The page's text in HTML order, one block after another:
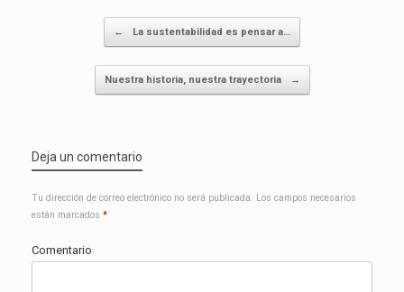
← La sustentabilidad es pensar a…
Nuestra historia, nuestra trayectoria →
Deja un comentario
Tu dirección de correo electrónico no será publicada.
Los campos necesarios
están marcados *
Comentario